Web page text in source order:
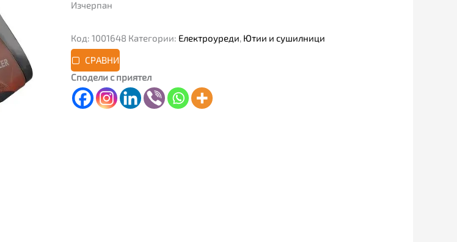
Изчерпан
Код: 1001648 Категории: Електроуреди Ютии и сушилници
СРАВНИ
Сподели с приятел